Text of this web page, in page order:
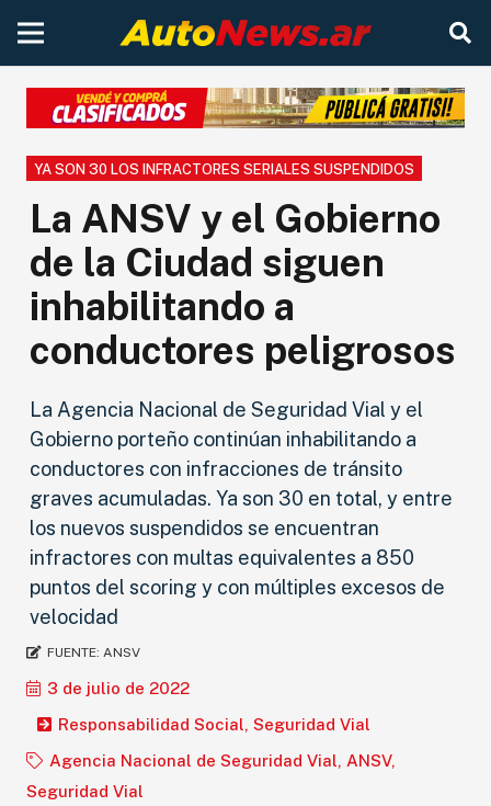
YA SON 30 LOS INFRACTORES SERIALES SUSPENDIDOS
La ANSV y el Gobierno
de la Ciudad siguen
inhabilitando a
conductores peligrosos
La Agencia Nacional de Seguridad Vial y el
Gobierno porteño continúan inhabilitando a
conductores con infracciones de tránsito
graves acumuladas. Ya son 30 en total, y entre
los nuevos suspendidos se encuentran
infractores con multas equivalentes a 850
puntos del scoring y con múltiples excesos de
velocidad
FUENTE: ANSV
3 de julio de 2022
Responsabilidad Social, Seguridad Vial
Agencia Nacional de Seguridad Vial, ANSV,
Seguridad Vial